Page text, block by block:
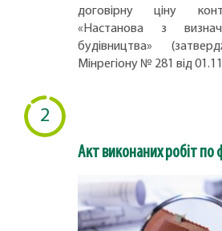
договірну ціну
«Настанова з
будівництва»
Мінрегіону № 281 від
2
Акт виконаних робіт по